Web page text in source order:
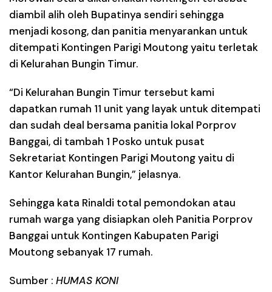
diambil alih oleh Bupatinya sendiri sehingga
menjadi kosong, dan panitia menyarankan untuk
ditempati Kontingen Parigi Moutong yaitu terletak
di Kelurahan Bungin Timur.
“Di Kelurahan Bungin Timur tersebut kami
dapatkan rumah 11 unit yang layak untuk ditempati
dan sudah deal bersama panitia lokal Porprov
Banggai, di tambah 1 Posko untuk pusat
Sekretariat Kontingen Parigi Moutong yaitu di
Kantor Kelurahan Bungin,” jelasnya.
Sehingga kata Rinaldi total pemondokan atau
rumah warga yang disiapkan oleh Panitia Porprov
Banggai untuk Kontingen Kabupaten Parigi
Moutong sebanyak 17 rumah.
Sumber : HUMAS KONI